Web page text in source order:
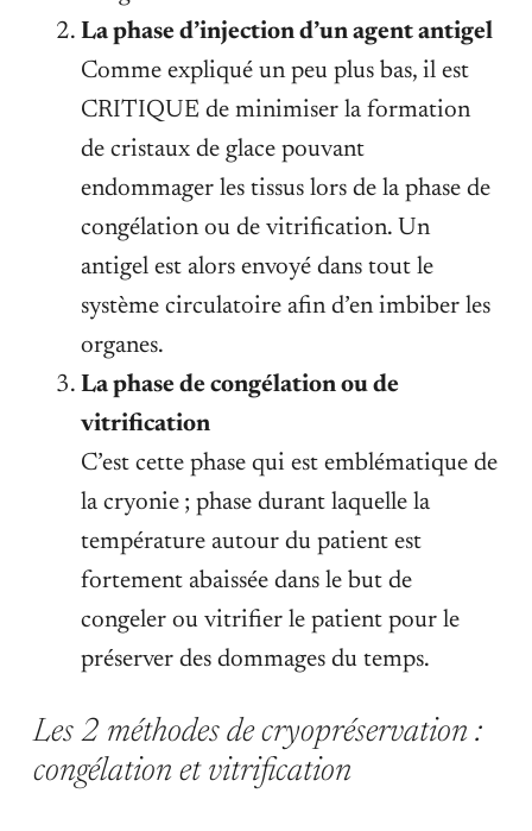
La phase d’injection d’un agent antigel
Comme expliqué un peu plus bas, il est
CRITIQUE de minimiser la formation
de cristaux de glace pouvant
endommager les tissus lors de la phase de
congélation ou de vitrification. Un
antigel est alors envoyé dans tout le
système circulatoire afin d’en imbiber les
organes.
La phase de congélation ou de
vitrification
C’est cette phase qui est emblématique de
la cryonie ; phase durant laquelle la
température autour du patient est
fortement abaissée dans le but de
congeler ou vitrifier le patient pour le
préserver des dommages du temps.
Les 2 méthodes de cryopréservation :
congélation et vitrification